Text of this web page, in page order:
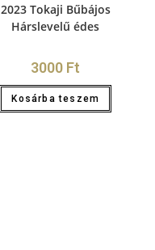
2023 Tokaji Bűbájos
Hárslevelű édes
3000 Ft
Kosárba teszem